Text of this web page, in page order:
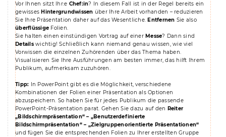
Vor Ihnen sitzt Ihr:e Chef:in? In diesem Fall ist in der Regel bereits ein
gewisses Hintergrundwissen über Ihre Arbeit vorhanden – reduzieren
Sie Ihre Präsentation daher auf das Wesentliche. Entfernen Sie also
überflüssige Folien.
Sie halten einen einstündigen Vortrag auf einer Messe? Dann sind
Details wichtig! Schließlich kann niemand genau wissen, wie viel
Vorwissen die einzelnen Zuhörenden über das Thema haben.
Visualisieren Sie Ihre Ausführungen am besten immer, das hilft Ihrem
Publikum, aufmerksam zuzuhören.
Tipp: In PowerPoint gibt es die Möglichkeit, verschiedene
Kombinationen der Folien einer Präsentation als Optionen
abzuspeichern. So haben Sie für jedes Publikum die passende
PowerPoint-Präsentation parat. Gehen Sie dazu auf den Reiter
„Bildschirmpräsentation“ – „Benutzerdefinierte
Bildschirmpräsentation“ – „Zielgruppenorientierte Präsentationen“
und fügen Sie die entsprechenden Folien zu Ihrer erstellten Gruppe